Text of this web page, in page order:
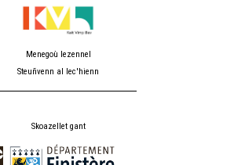
Menegoù lezennel
Steuñvenn al lec'hienn
Skoazellet gant